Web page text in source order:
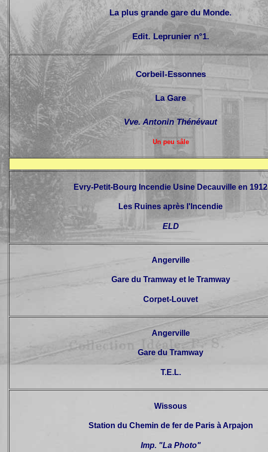
La plus grande gare du Monde.
Edit. Leprunier n°1.
Corbeil-Essonnes
La Gare
Vve. Antonin Thénévaut
Un peu sâle
Evry-Petit-Bourg Incendie Usine Decauville en 1912
Les Ruines après l'Incendie
ELD
Angerville
Gare du Tramway et le Tramway
Corpet-Louvet
Angerville
Gare du Tramway
T.E.L.
Wissous
Station du Chemin de fer de Paris à Arpajon
Imp. "La Photo"